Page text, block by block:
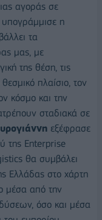
αγοράς σε
η
τα
μας, με
της θέση, τις
πλαίσιο, τον
κόσμο και την
σταδιακά σε
εξέφρασε
της Enterprise
θα συμβάλει
Ελλάδας στο χάρτη
μέσα από την
όσο και μέσα